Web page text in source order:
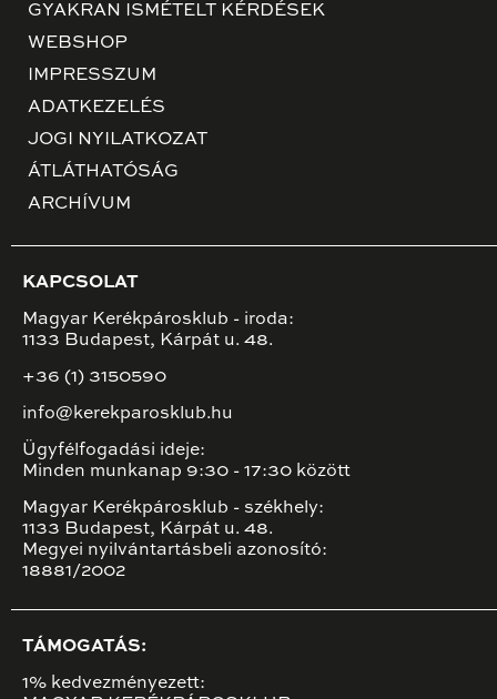
GYAKRAN ISMÉTELT KÉRDÉSEK
WEBSHOP
IMPRESSZUM
ADATKEZELÉS
JOGI NYILATKOZAT
ÁTLÁTHATÓSÁG
ARCHÍVUM
KAPCSOLAT
Magyar Kerékpárosklub - iroda:
1133 Budapest, Kárpát u. 48.
+36 (1) 3150590
info@kerekparosklub.hu
Ügyfélfogadási ideje:
Minden munkanap 9:30 - 17:30 között
Magyar Kerékpárosklub - székhely:
1133 Budapest, Kárpát u. 48.
Megyei nyilvántartásbeli azonosító:
18881/2002
TÁMOGATÁS:
1% kedvezményezett: